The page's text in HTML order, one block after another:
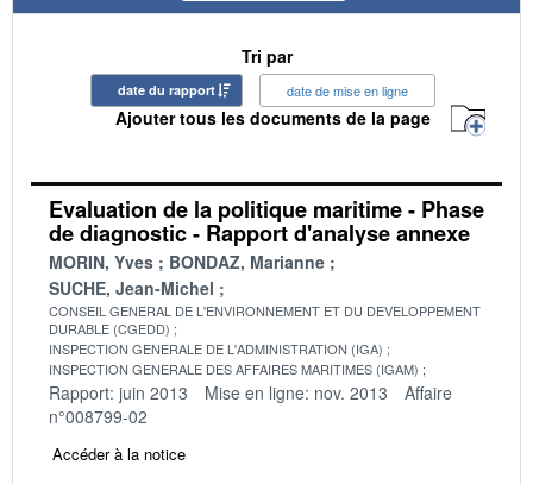
Tri par
date du rapport date de mise en ligne
Ajouter tous les documents de la page
Evaluation de la politique maritime - Phase
de diagnostic - Rapport d'analyse annexe
MORIN, Yves
BONDAZ, Marianne
SUCHE, Jean-Michel
CONSEIL GENERAL DE L'ENVIRONNEMENT ET DU DEVELOPPEMENT
DURABLE (CGEDD)
INSPECTION GENERALE DE L'ADMINISTRATION (IGA)
INSPECTION GENERALE DES AFFAIRES MARITIMES (IGAM)
Rapport: juin 2013 Mise en ligne: nov. 2013
Affaire
n°008799-02
Accéder à la notice